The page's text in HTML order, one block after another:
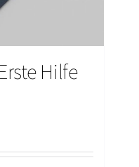
Hilfe